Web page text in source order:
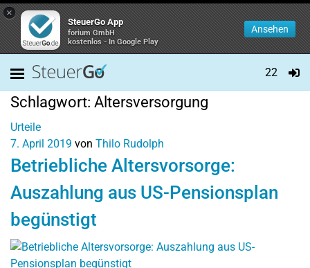
×
SteuerGo App
forium GmbH
kostenlos - In Google Play
Ansehen
22
Schlagwort: Altersversorgung
Urteile
7. April 2019 von Thilo Rudolph
Betriebliche Altersvorsorge:
Auszahlung aus US-Pensionsplan
begünstigt